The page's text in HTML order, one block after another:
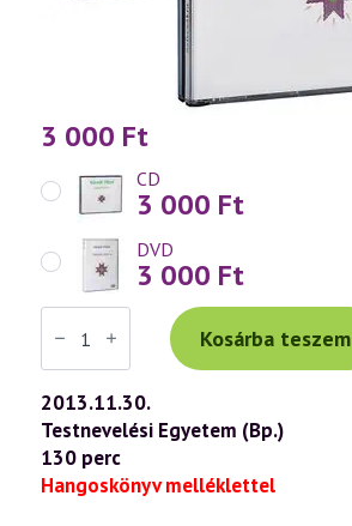
3 000 Ft
CD
3 000 Ft
DVD
3 000 Ft
Váradi
Tibor
előadás
(652)
—
A
Zöld
Kígyó
és
a
Kosárba teszem
2013.11.30.
Testnevelési Egyetem (Bp.)
130 perc
Hangoskönyv melléklettel